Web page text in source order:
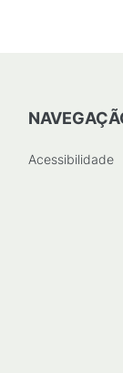
Acessibilidade